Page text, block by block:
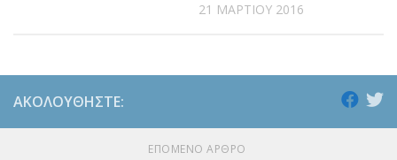
21 ΜΑΡΤΊΟΥ 2016
ΑΚΟΛΟΥΘΉΣΤΕ:
ΕΠΌΜΕΝΟ ΆΡΘΡΟ